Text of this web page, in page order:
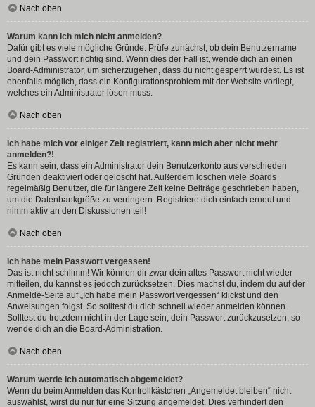
Nach oben
Warum kann ich mich nicht anmelden?
Dafür gibt es viele mögliche Gründe. Prüfe zunächst, ob dein Benutzername
und dein Passwort richtig sind. Wenn dies der Fall ist, wende dich an einen
Board-Administrator, um sicherzugehen, dass du nicht gesperrt wurdest. Es ist
ebenfalls möglich, dass ein Konfigurationsproblem mit der Website vorliegt,
welches ein Administrator lösen muss.
Nach oben
Ich habe mich vor einiger Zeit registriert, kann mich aber nicht mehr
anmelden?!
Es kann sein, dass ein Administrator dein Benutzerkonto aus verschieden
Gründen deaktiviert oder gelöscht hat. Außerdem löschen viele Boards
regelmäßig Benutzer, die für längere Zeit keine Beiträge geschrieben haben,
um die Datenbankgröße zu verringern. Registriere dich einfach erneut und
nimm aktiv an den Diskussionen teil!
Nach oben
Ich habe mein Passwort vergessen!
Das ist nicht schlimm! Wir können dir zwar dein altes Passwort nicht wieder
mitteilen, du kannst es jedoch zurücksetzen. Dies machst du, indem du auf der
Anmelde-Seite auf „Ich habe mein Passwort vergessen“ klickst und den
Anweisungen folgst. So solltest du dich schnell wieder anmelden können.
Solltest du trotzdem nicht in der Lage sein, dein Passwort zurückzusetzen, so
wende dich an die Board-Administration.
Nach oben
Warum werde ich automatisch abgemeldet?
Wenn du beim Anmelden das Kontrollkästchen „Angemeldet bleiben“ nicht
auswählst, wirst du nur für eine Sitzung angemeldet. Dies verhindert den